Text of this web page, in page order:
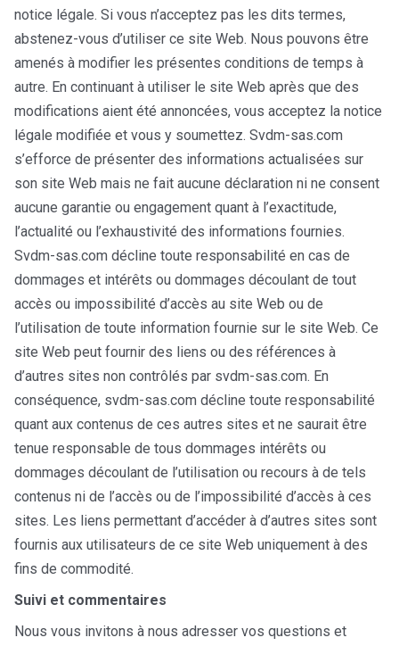
notice légale. Si vous n’acceptez pas les dits termes,
abstenez-vous d’utiliser ce site Web. Nous pouvons être
amenés à modifier les présentes conditions de temps à
autre. En continuant à utiliser le site Web après que des
modifications aient été annoncées, vous acceptez la notice
légale modifiée et vous y soumettez. Svdm-sas.com
s’efforce de présenter des informations actualisées sur
son site Web mais ne fait aucune déclaration ni ne consent
aucune garantie ou engagement quant à l’exactitude,
l’actualité ou l’exhaustivité des informations fournies.
Svdm-sas.com décline toute responsabilité en cas de
dommages et intérêts ou dommages découlant de tout
accès ou impossibilité d’accès au site Web ou de
l’utilisation de toute information fournie sur le site Web. Ce
site Web peut fournir des liens ou des références à
d’autres sites non contrôlés par svdm-sas.com. En
conséquence, svdm-sas.com décline toute responsabilité
quant aux contenus de ces autres sites et ne saurait être
tenue responsable de tous dommages intérêts ou
dommages découlant de l’utilisation ou recours à de tels
contenus ni de l’accès ou de l’impossibilité d’accès à ces
sites. Les liens permettant d’accéder à d’autres sites sont
fournis aux utilisateurs de ce site Web uniquement à des
fins de commodité.
Suivi et commentaires
Nous vous invitons à nous adresser vos questions et